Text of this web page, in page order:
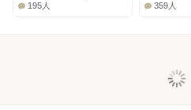
195人
359人